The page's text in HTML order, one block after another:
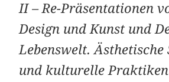
II – Re-Präsentationen
Design und Kunst und
Lebenswelt. Ästhetische
und kulturelle Praktiken